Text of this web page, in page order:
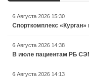
6 Августа 2026 15:30
Спорткомплекс
6 Августа 2026 14:38
В июле пациентам РБ
6 Августа 2026 14:13